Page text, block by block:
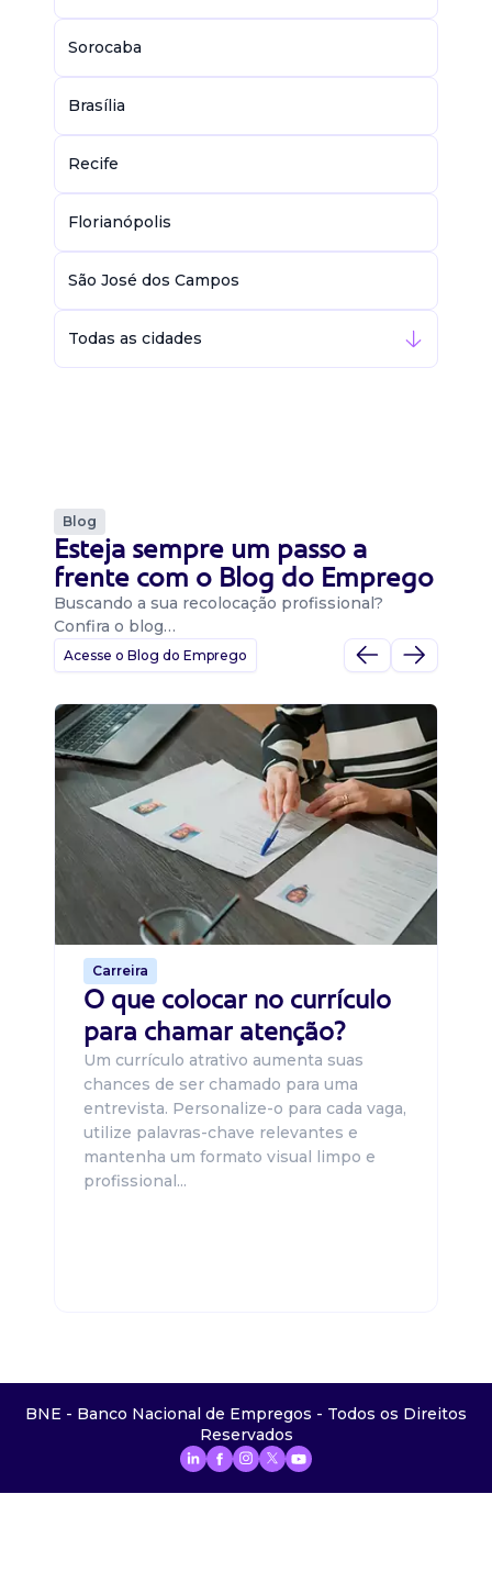
Sorocaba
Brasília
Recife
Florianópolis
São José dos Campos
Todas as cidades
Blog
Esteja sempre um passo a
frente com o Blog do Emprego
Buscando a sua recolocação profissional?
Confira o blog…
Acesse o Blog do Emprego
Carreira
O que colocar no currículo
para chamar atenção?
Um currículo atrativo aumenta suas
chances de ser chamado para uma
entrevista. Personalize-o para cada vaga,
utilize palavras-chave relevantes e
mantenha um formato visual limpo e
profissional...
BNE - Banco Nacional de Empregos - Todos os Direitos
Reservados